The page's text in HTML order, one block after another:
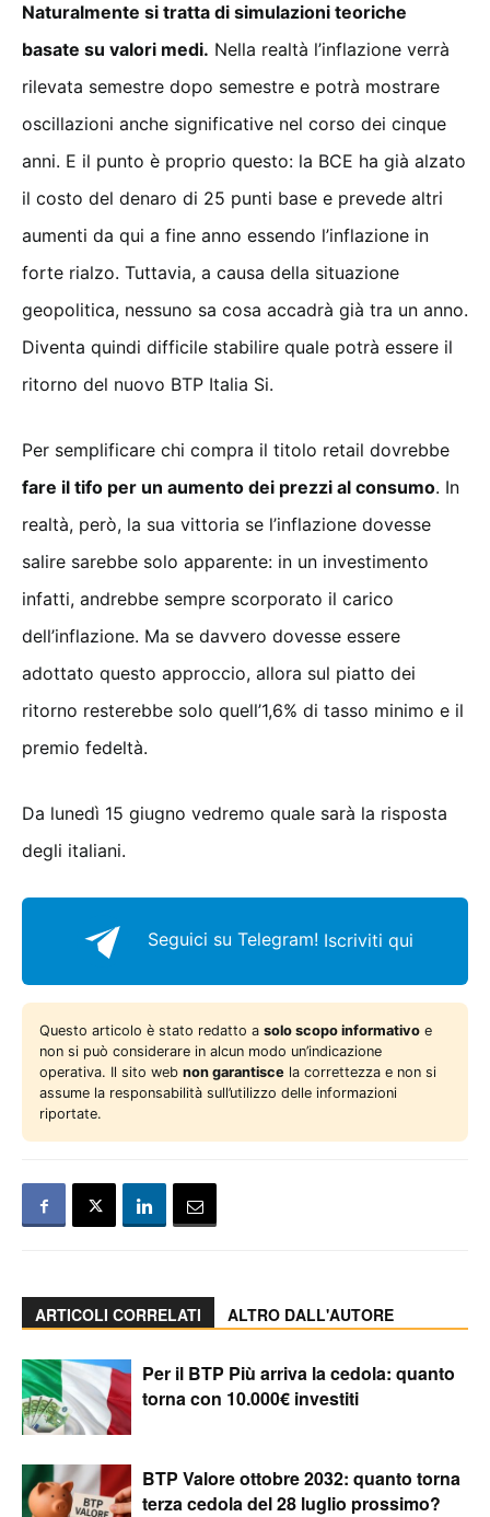
Naturalmente si tratta di simulazioni teoriche
basate su valori medi. Nella realtà l’inflazione verrà
rilevata semestre dopo semestre e potrà mostrare
oscillazioni anche significative nel corso dei cinque
anni. E il punto è proprio questo: la BCE ha già alzato
il costo del denaro di 25 punti base e prevede altri
aumenti da qui a fine anno essendo l’inflazione in
forte rialzo. Tuttavia, a causa della situazione
geopolitica, nessuno sa cosa accadrà già tra un anno.
Diventa quindi difficile stabilire quale potrà essere il
ritorno del nuovo BTP Italia Si.
Per semplificare chi compra il titolo retail dovrebbe
fare il tifo per un aumento dei prezzi al consumo. In
realtà, però, la sua vittoria se l’inflazione dovesse
salire sarebbe solo apparente: in un investimento
infatti, andrebbe sempre scorporato il carico
dell’inflazione. Ma se davvero dovesse essere
adottato questo approccio, allora sul piatto dei
ritorno resterebbe solo quell’1,6% di tasso minimo e il
premio fedeltà.
Da lunedì 15 giugno vedremo quale sarà la risposta
degli italiani.
Seguici su Telegram! Iscriviti qui
Questo articolo è stato redatto a solo scopo informativo e
non si può considerare in alcun modo un’indicazione
operativa. Il sito web non garantisce la correttezza e non si
assume la responsabilità sull’utilizzo delle informazioni
riportate.
ARTICOLI CORRELATI ALTRO DALL'AUTORE
Per il BTP Più arriva la cedola: quanto
torna con 10.000€ investiti
BTP Valore ottobre 2032: quanto torna
terza cedola del 28 luglio prossimo?